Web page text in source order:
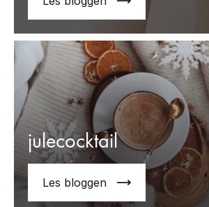
julecocktail
Les bloggen